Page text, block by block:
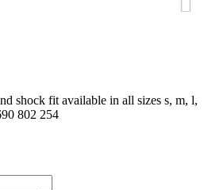
shock fit available in all sizes s, m, l,
802 254